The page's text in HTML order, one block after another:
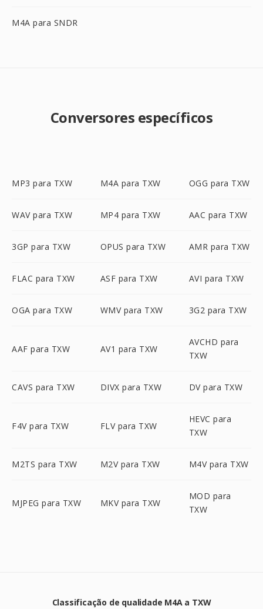
M4A para SNDR
Conversores específicos
MP3 para TXW M4A para TXW OGG para TXW
WAV para TXW MP4 para TXW AAC para TXW
3GP para TXW OPUS para TXW AMR para TXW
FLAC para TXW ASF para TXW AVI para TXW
OGA para TXW WMV para TXW 3G2 para TXW
AAF para TXW AV1 para TXW
AVCHD para
TXW
CAVS para TXW DIVX para TXW DV para TXW
F4V para TXW FLV para TXW
HEVC para
TXW
M2TS para TXW M2V para TXW M4V para TXW
MJPEG para TXW MKV para TXW
MOD para
TXW
Classificação de qualidade M4A a TXW